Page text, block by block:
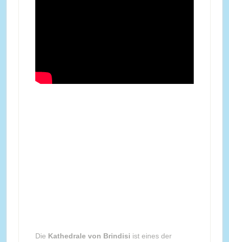
Die Kathedrale von Brindisi ist eines der